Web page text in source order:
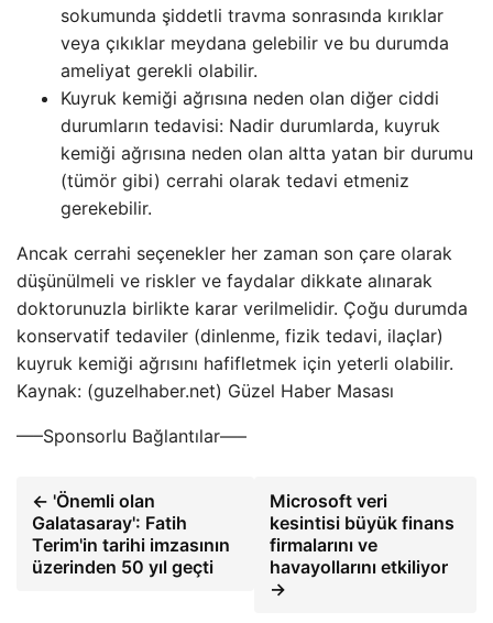
sokumunda şiddetli travma sonrasında kırıklar
veya çıkıklar meydana gelebilir ve bu durumda
ameliyat gerekli olabilir.
Kuyruk kemiği ağrısına neden olan diğer ciddi
durumların tedavisi: Nadir durumlarda, kuyruk
kemiği ağrısına neden olan altta yatan bir durumu
(tümör gibi) cerrahi olarak tedavi etmeniz
gerekebilir.
Ancak cerrahi seçenekler her zaman son çare olarak
düşünülmeli ve riskler ve faydalar dikkate alınarak
doktorunuzla birlikte karar verilmelidir. Çoğu durumda
konservatif tedaviler (dinlenme, fizik tedavi, ilaçlar)
kuyruk kemiği ağrısını hafifletmek için yeterli olabilir.
Kaynak: (guzelhaber.net) Güzel Haber Masası
—–Sponsorlu Bağlantılar—–
← 'Önemli olan
Galatasaray': Fatih
Terim'in tarihi imzasının
üzerinden 50 yıl geçti
Microsoft veri
kesintisi büyük finans
firmalarını ve
havayollarını etkiliyor
→